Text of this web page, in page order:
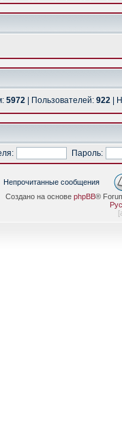
5972 | Пользователей: 922 |
Пароль:
Непрочитанные сообщения
Создано на основе phpBB®
[